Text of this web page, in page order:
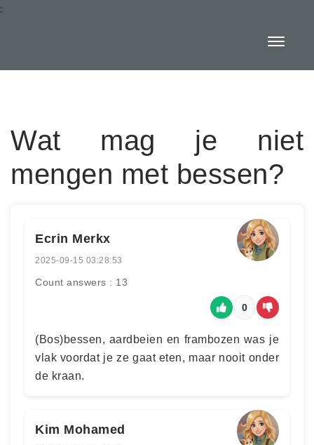
:
Wat mag je niet
mengen met bessen?
Ecrin Merkx
2025-09-15 03:28:53
Count answers : 13
0
(Bos)bessen, aardbeien en frambozen was je
vlak voordat je ze gaat eten, maar nooit onder
de kraan.
Kim Mohamed